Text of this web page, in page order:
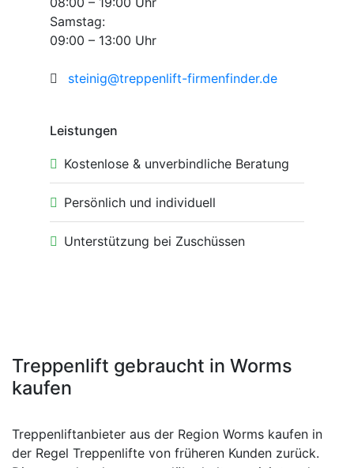
Samstag:
09:00 – 13:00 Uhr
steinig@treppenlift-firmenfinder.de
Leistungen
Kostenlose & unverbindliche Beratung
Persönlich und individuell
Unterstützung bei Zuschüssen
Treppenlift gebraucht in Worms
kaufen
Treppenliftanbieter aus der Region Worms kaufen in
der Regel Treppenlifte von früheren Kunden zurück.